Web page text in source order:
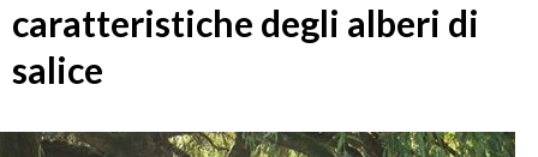
caratteristiche degli alberi di
salice